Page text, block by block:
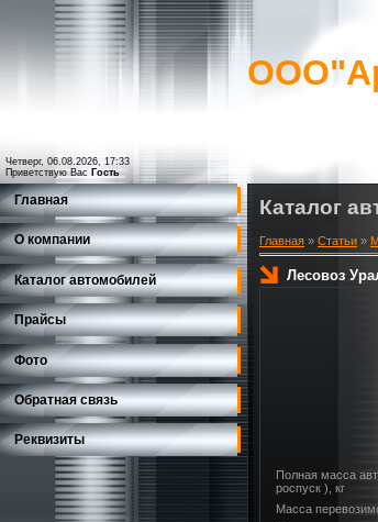
Четверг, 06.08.2026, 17:33
Приветствую Вас Гость
Главная
О компании
Каталог автомобилей
Прайсы
Фото
Обратная связь
Реквизиты
Каталог
Главная » Статьи »
Лесовоз
Полная масса
роспуск ), кг
Масса